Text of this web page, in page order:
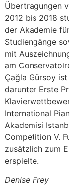
Übertragungen
2012 bis 2018
der Akademie
Studiengänge
mit
am
Çağla Gürsoy
darunter Erste
International
Akademisi
Competition V.
zusätzlich zum
erspielte.
Denise Frey